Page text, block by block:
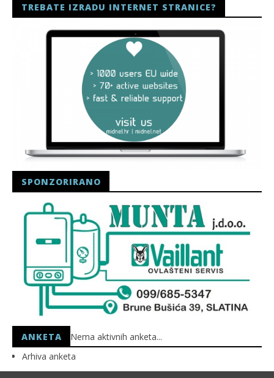
TREBATE IZRADU INTERNET STRANICE?
SPONZORIRANO
ANKETA
Nema aktivnih anketa...
Arhiva anketa